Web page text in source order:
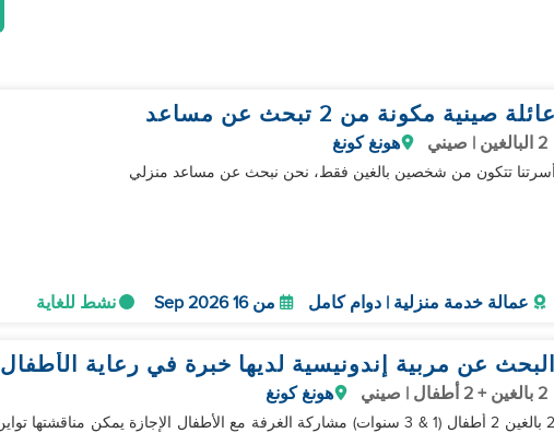
عائلة صينية مكونة من 2 تبحث عن مساعد
2 البالغين | صيني هونغ كونغ
أسرتنا تتكون من شخصين بالغين فقط، نحن نبحث عن مساعد منزلي
عمالة خدمة منزلية | دوام كامل من 16 Sep 2026 نشط للغاية
البحث عن مربية إندونيسية لديها خبرة في رعاية الأطفال
2 بالغين + 2 أطفال | صيني هونغ كونغ